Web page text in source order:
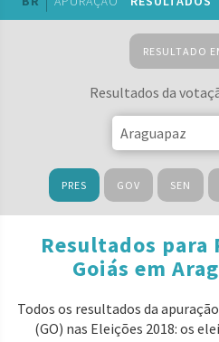
RESULTADO
Resultados da
PRES GOV SEN
Resultados para
Goiás em
Todos os resultados da
(GO) nas Eleições 2018: os